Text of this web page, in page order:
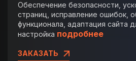
Обеспечение безопасности,
страниц, исправление ошибок,
функционала, адаптация сайта
настройка подробнее
ЗАКАЗАТЬ